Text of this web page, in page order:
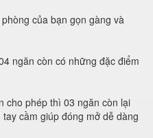
của bạn gọn gàng và
ngăn còn có những đặc điểm
cho phép thì 03 ngăn còn lại
cầm giúp đóng mở dễ dàng